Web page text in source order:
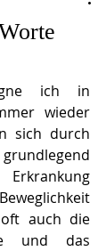
ich in
wieder
sich durch
auch die
und das